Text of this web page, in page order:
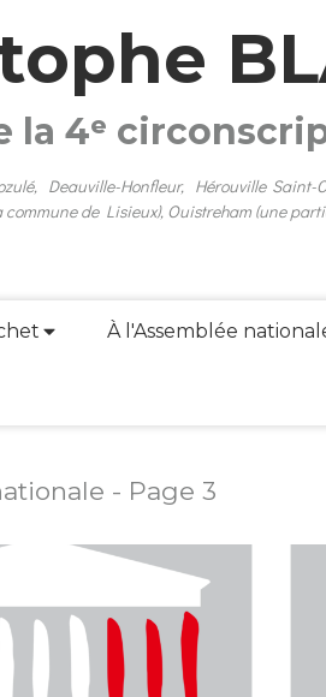
la 4ᵉ
Deauville-Honfleur, Hérouville
de Lisieux), Ouistreham (une
À l'Assemblée
- Page 3